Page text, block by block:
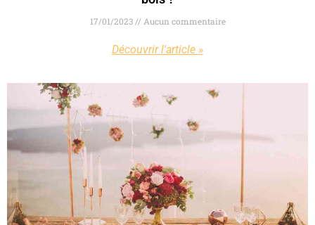
17/01/2023 Aucun commentaire
Découvrir l'article »